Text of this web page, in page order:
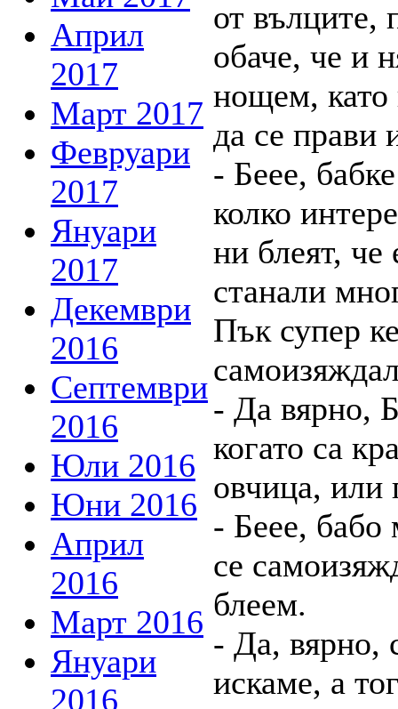
Април
2017
Март 2017
Февруари
2017
Януари
2017
Декември
2016
Септември
2016
Юли 2016
Юни 2016
Април
2016
Март 2016
Януари
2016
от вълците,
обаче, че и
нощем, като
да се прави
- Беее,
колко
ни блеят, че
станали
Пък супер
- Да вярно,
когато са
овчица, или
- Беее, бабо
се
блеем.
- Да, вярно,
искаме, а